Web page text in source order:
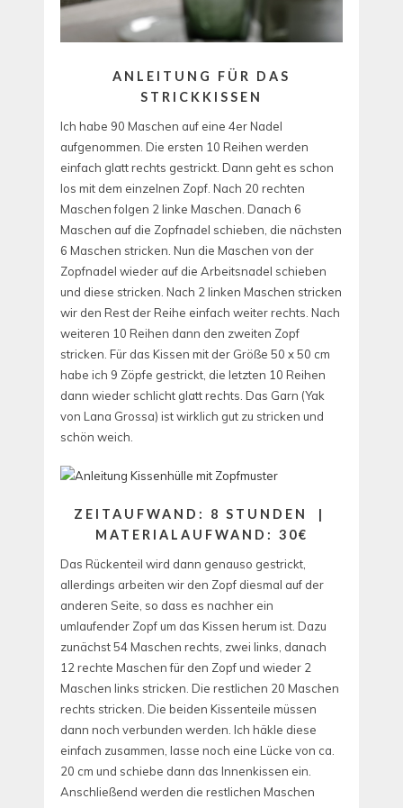
ANLEITUNG FÜR DAS
STRICKKISSEN
Ich habe 90 Maschen auf eine 4er Nadel
aufgenommen. Die ersten 10 Reihen werden
einfach glatt rechts gestrickt. Dann geht es schon
los mit dem einzelnen Zopf. Nach 20 rechten
Maschen folgen 2 linke Maschen. Danach 6
Maschen auf die Zopfnadel schieben, die nächsten
6 Maschen stricken. Nun die Maschen von der
Zopfnadel wieder auf die Arbeitsnadel schieben
und diese stricken. Nach 2 linken Maschen stricken
wir den Rest der Reihe einfach weiter rechts. Nach
weiteren 10 Reihen dann den zweiten Zopf
stricken. Für das Kissen mit der Größe 50 x 50 cm
habe ich 9 Zöpfe gestrickt, die letzten 10 Reihen
dann wieder schlicht glatt rechts. Das Garn (Yak
von Lana Grossa) ist wirklich gut zu stricken und
schön weich.
ZEITAUFWAND: 8 STUNDEN |
MATERIALAUFWAND: 30€
Das Rückenteil wird dann genauso gestrickt,
allerdings arbeiten wir den Zopf diesmal auf der
anderen Seite, so dass es nachher ein
umlaufender Zopf um das Kissen herum ist. Dazu
zunächst 54 Maschen rechts, zwei links, danach
12 rechte Maschen für den Zopf und wieder 2
Maschen links stricken. Die restlichen 20 Maschen
rechts stricken. Die beiden Kissenteile müssen
dann noch verbunden werden. Ich häkle diese
einfach zusammen, lasse noch eine Lücke von ca.
20 cm und schiebe dann das Innenkissen ein.
Anschließend werden die restlichen Maschen